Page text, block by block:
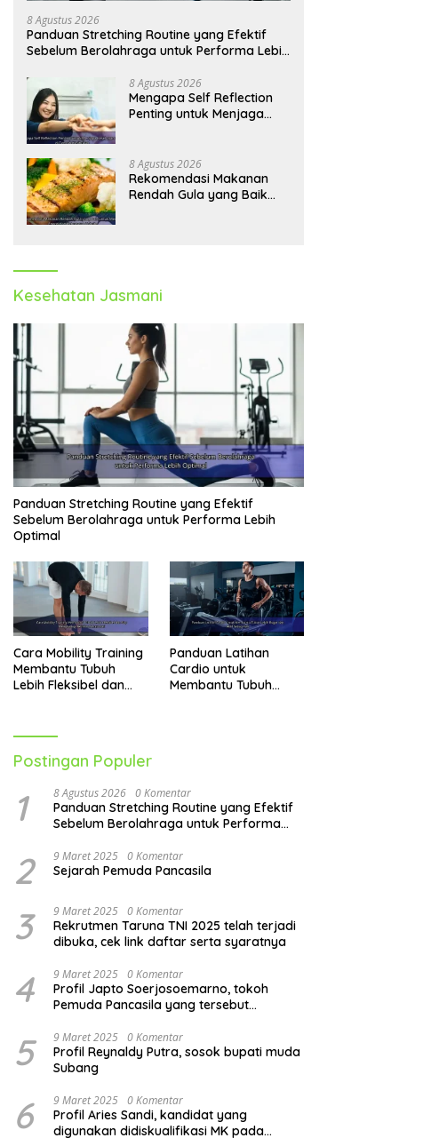
8 Agustus 2026
Panduan Stretching Routine yang Efektif
Sebelum Berolahraga untuk Performa Lebih
8 Agustus 2026
Mengapa Self Reflection
Penting untuk Menjaga
8 Agustus 2026
Rekomendasi Makanan
Rendah Gula yang Baik
Kesehatan Jasmani
Panduan Stretching Routine yang Efektif
Sebelum Berolahraga untuk Performa Lebih
Optimal
Cara Mobility Training
Membantu Tubuh
Lebih Fleksibel dan
Panduan Latihan
Cardio untuk
Membantu Tubuh
Postingan Populer
1 8 Agustus 2026 0 Komentar
Panduan Stretching Routine yang Efektif
Sebelum Berolahraga untuk Performa
2 9 Maret 2025 0 Komentar
Sejarah Pemuda Pancasila
3 9 Maret 2025 0 Komentar
Rekrutmen Taruna TNI 2025 telah terjadi
dibuka, cek link daftar serta syaratnya
4 9 Maret 2025 0 Komentar
Profil Japto Soerjosoemarno, tokoh
Pemuda Pancasila yang tersebut
5 9 Maret 2025 0 Komentar
Profil Reynaldy Putra, sosok bupati muda
Subang
6 9 Maret 2025 0 Komentar
Profil Aries Sandi, kandidat yang
digunakan didiskualifikasi MK pada